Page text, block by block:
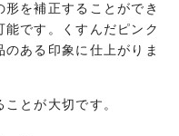
を補正することができ
です。くすんだピンク
ある印象に仕上がりま
とが大切です。